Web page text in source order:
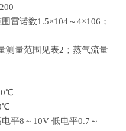
雷诺数1.5×104～4×106；
测量范围见表2；蒸气流量
平8～10V 低电平0.7～